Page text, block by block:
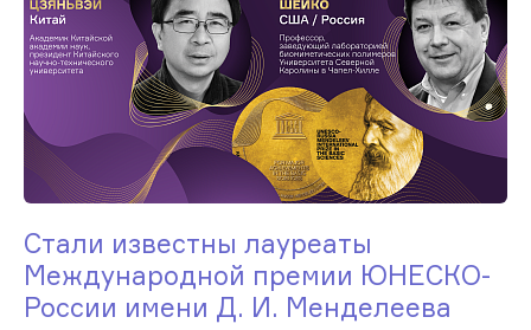
Стали известны лауреаты
Международной премии ЮНЕСКО-
России имени Д. И. Менделеева